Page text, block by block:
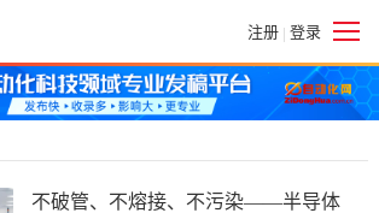
注册 | 登录
不破管、不熔接、不污染——半导体